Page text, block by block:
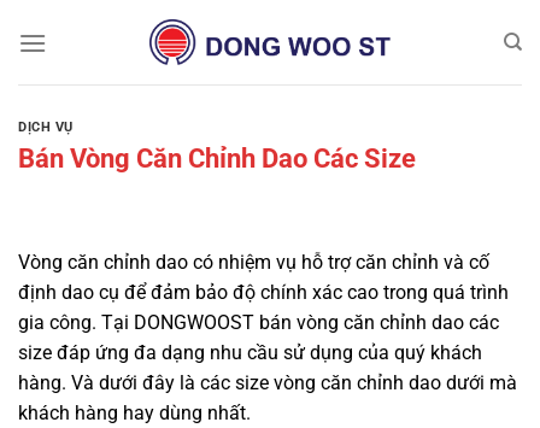
đến
DỊCH VỤ
Bán Vòng Căn Chỉnh Dao Các Size
Vòng căn chỉnh dao có nhiệm vụ hỗ trợ căn chỉnh và cố
định dao cụ để đảm bảo độ chính xác cao trong quá trình
gia công. Tại DONGWOOST bán vòng căn chỉnh dao các
size đáp ứng đa dạng nhu cầu sử dụng của quý khách
hàng. Và dưới đây là các size vòng căn chỉnh dao dưới mà
khách hàng hay dùng nhất.